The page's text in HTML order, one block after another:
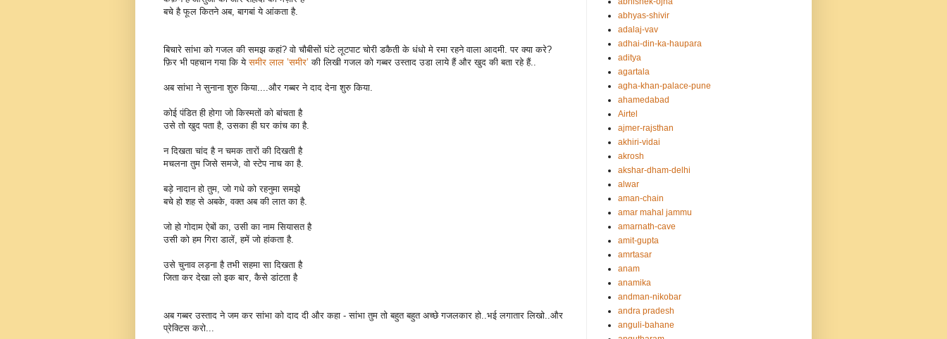
बचे है फूल कितने अब, बागबां ये आंकता है.
बिचारे सांभा को गजल की समझ कहां? वो चौबीसों घंटे लूटपाट चोरी डकैती के धंधो मे रमा रहने वाला आदमी. पर क्या करे?
फ़िर भी पहचान गया कि येसमीर लाल ’समीर’ की लिखी गजल को गब्बर उस्ताद उडा लाये हैं और खुद की बता रहे हैं..
अब सांभा ने सुनाना शुरु किया....और गब्बर ने दाद देना शुरु किया.
कोई पंडित ही होगा जो किस्मतों को बांचता है
उसे तो खुद पता है, उसका ही घर कांच का है.
न दिखता चांद है न चमक तारों की दिखती है
मचलना तुम जिसे समजे, वो स्टेप नाच का है.
बड़े नादान हो तुम, जो गधे को रहनुमा समझे
बचे हो शह से अबके, वक्त अब की लात का है.
जो हो गोदाम ऐबों का, उसी का नाम सियासत है
उसी को हम गिरा डालें, हमें जो हांकता है.
उसे चुनाव लड़ना है तभी सहमा सा दिखता है
जिता कर देखा लो इक बार, कैसे डांटता है
अब गब्बर उस्ताद ने जम कर सांभा को दाद दी और कहा - सांभा तुम तो बहुत बहुत अच्छे गजलकार हो..भई लगातार लिखो..और
प्रेक्टिस करो...
abhyas-shivir
adalaj-vav
adhai-din-ka-haupara
aditya
agartala
agha-khan-palace-pune
ahamedabad
Airtel
ajmer-rajsthan
akhiri-vidai
akrosh
akshar-dham-delhi
alwar
aman-chain
amar mahal jammu
amarnath-cave
amit-gupta
amrtasar
anam
anamika
andman-nikobar
andra pradesh
anguli-bahane